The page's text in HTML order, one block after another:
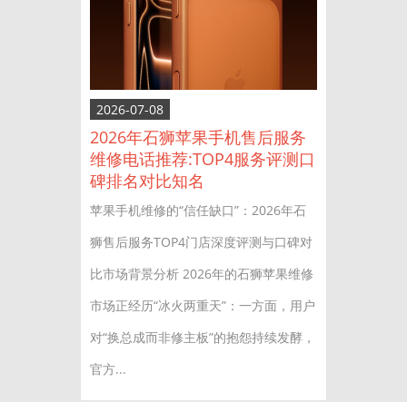
2026-07-08
2026年石狮苹果手机售后服务
维修电话推荐:TOP4服务评测口
碑排名对比知名
苹果手机维修的“信任缺口”：2026年石
狮售后服务TOP4门店深度评测与口碑对
比市场背景分析 2026年的石狮苹果维修
市场正经历“冰火两重天”：一方面，用户
对“换总成而非修主板”的抱怨持续发酵，
官方...